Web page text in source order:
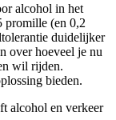
alcohol in het
promille (en 0,2
duidelijker
over hoeveel je nu
wil rijden.
bieden.
alcohol en verkeer